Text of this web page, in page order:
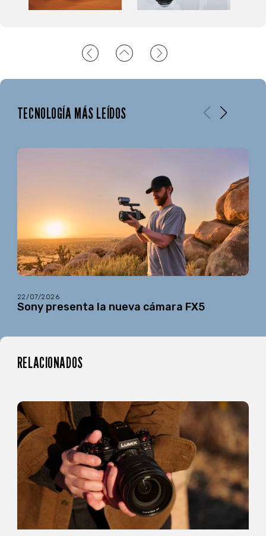
TECNOLOGÍA MÁS LEÍDOS
22/07/2026
Sony presenta la nueva cámara FX5
RELACIONADOS